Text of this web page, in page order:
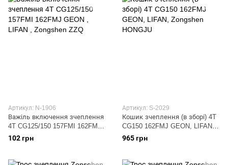
Артикул: N-1906
Важіль включення зчеплення
4T CG125/150 157FMI 162FMJ
GEON , LIFAN , Zongshen ZZQ
102 грн
Артикул: S-2029
Кошик зчеплення (в зборі) 4T
CG150 162FMJ GEON, LIFAN,
Zongshen HONGJU
965 грн